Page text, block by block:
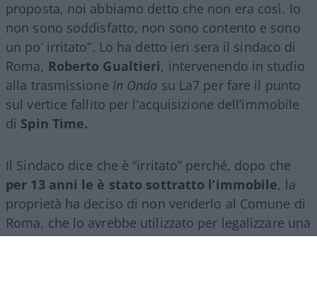
proposta, noi abbiamo detto che non era così. Io
non sono soddisfatto, non sono contento e sono
un po’ irritato”. Lo ha detto ieri sera il sindaco di
Roma, Roberto Gualtieri, intervenendo in studio
alla trasmissione In Onda su La7 per fare il punto
sul vertice fallito per l’acquisizione dell’immobile
di Spin Time.
Il Sindaco dice che è “irritato” perché, dopo che
per 13 anni le è stato sottratto l’immobile, la
proprietà ha deciso di non venderlo al Comune di
Roma, che lo avrebbe utilizzato per legalizzare una
vergognosa occupazione abusiva.